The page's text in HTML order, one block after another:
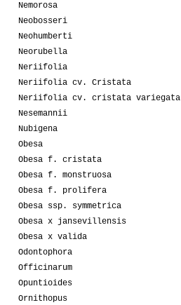
Nemorosa
Neobosseri
Neohumberti
Neorubella
Neriifolia
Neriifolia cv. Cristata
Neriifolia cv. cristata variegata
Nesemannii
Nubigena
Obesa
Obesa f. cristata
Obesa f. monstruosa
Obesa f. prolifera
Obesa ssp. symmetrica
Obesa x jansevillensis
Obesa x valida
Odontophora
Officinarum
Opuntioides
Ornithopus